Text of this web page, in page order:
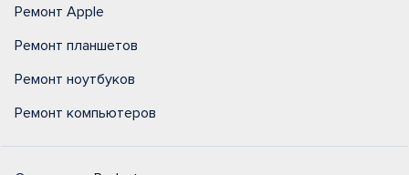
Ремонт Apple
Ремонт планшетов
Ремонт ноутбуков
Ремонт компьютеров